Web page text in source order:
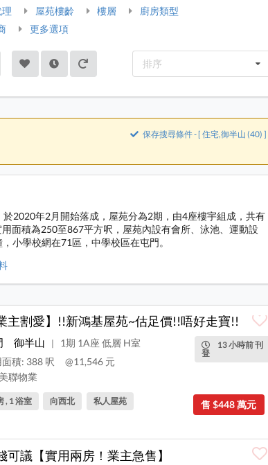
屋苑樓齡 樓層
廚房類型
更多選項
排序
保存搜尋條件 - [ 住宅,御半山 (40) ]
2020年2月開始落成，屋苑分為2期，由4座樓宇組成，共有
面積為250至867平方呎，屋苑內設有會所、泳池、運動設
小學校網在71區，中學校區在屯門。
主割愛】!!新鴻基屋苑~估足價!!唔好走寶!!
13 小時前 刊
登
御半山 |
1期 1A座 低層 H室
積: 388 呎
@11,546 元
美聯物業
售 $448 萬元
, 1 浴室 向西北 私人屋苑
可議【實用兩房！業主急售】